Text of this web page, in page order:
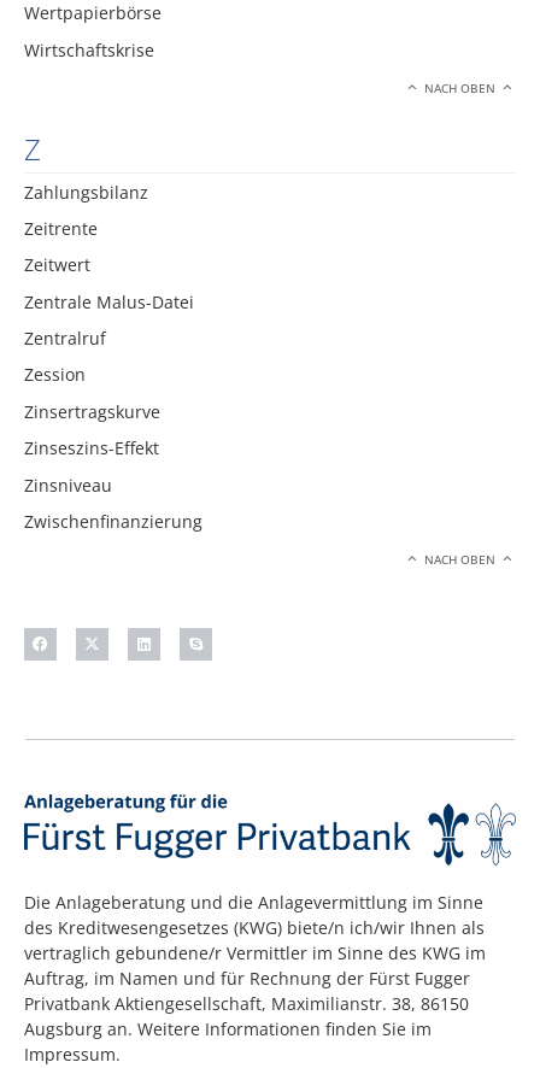
Wertpapierbörse
Wirtschaftskrise
NACH OBEN
Z
Zahlungsbilanz
Zeitrente
Zeitwert
Zentrale Malus-Datei
Zentralruf
Zession
Zinsertragskurve
Zinseszins-Effekt
Zinsniveau
Zwischenfinanzierung
NACH OBEN
Die Anlageberatung und die Anlagevermittlung im Sinne
des Kreditwesengesetzes (KWG) biete/n ich/wir Ihnen als
vertraglich gebundene/r Vermittler im Sinne des KWG im
Auftrag, im Namen und für Rechnung der Fürst Fugger
Privatbank Aktiengesellschaft, Maximilianstr. 38, 86150
Augsburg an. Weitere Informationen finden Sie im
Impressum.